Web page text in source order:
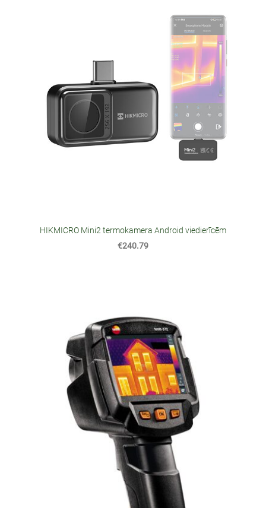
HIKMICRO Mini2 termokamera Android viedierīcēm
€240.79